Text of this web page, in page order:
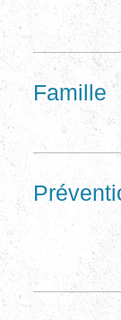
Famille